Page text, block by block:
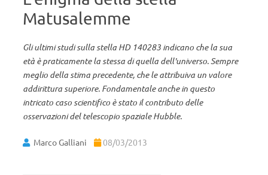
Matusalemme
Gli ultimi studi sulla stella HD 140283 indicano che la sua
età è praticamente la stessa di quella dell'universo. Sempre
meglio della stima precedente, che le attribuiva un valore
addirittura superiore. Fondamentale anche in questo
intricato caso scientifico è stato il contributo delle
osservazioni del telescopio spaziale Hubble.
Marco Galliani 08/03/2013